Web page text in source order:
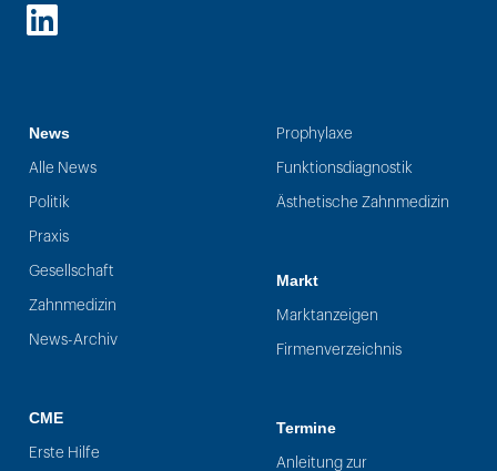
LinkedIn
News
Alle News
Politik
Praxis
Gesellschaft
Zahnmedizin
News-Archiv
CME
Erste Hilfe
Prophylaxe
Funktionsdiagnostik
Ästhetische Zahnmedizin
Markt
Marktanzeigen
Firmenverzeichnis
Termine
Anleitung zur